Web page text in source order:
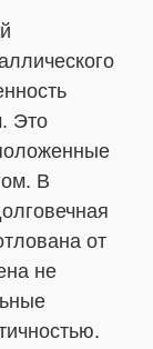
Это
В
от
не